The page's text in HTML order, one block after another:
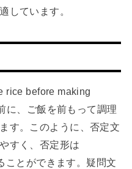
しています。
rice before making
に、ご飯を前もって調理
す。このように、否定文
すく、否定形は
ことができます。疑問文